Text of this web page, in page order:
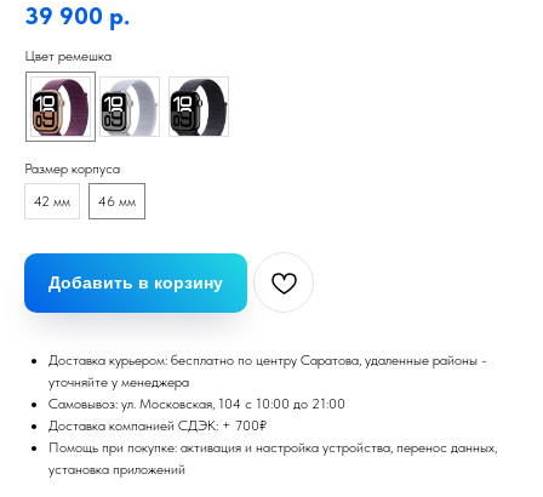
39 900 р.
Цвет ремешка
Размер корпуса
42 мм
46 мм
Добавить в корзину
Доставка курьером: бесплатно по центру Саратова, удаленные районы -
уточняйте у менеджера
Самовывоз: ул. Московская, 104 с 10:00 до 21:00
Доставка компанией СДЭК: + 700₽
Помощь при покупке: активация и настройка устройства, перенос данных,
установка приложений